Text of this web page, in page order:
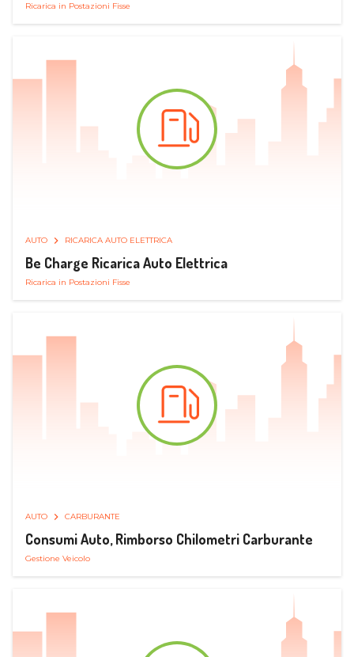
Ricarica in Postazioni Fisse
AUTO RICARICA AUTO ELETTRICA
Be Charge Ricarica Auto Elettrica
Ricarica in Postazioni Fisse
AUTO CARBURANTE
Consumi Auto, Rimborso Chilometri Carburante
Gestione Veicolo